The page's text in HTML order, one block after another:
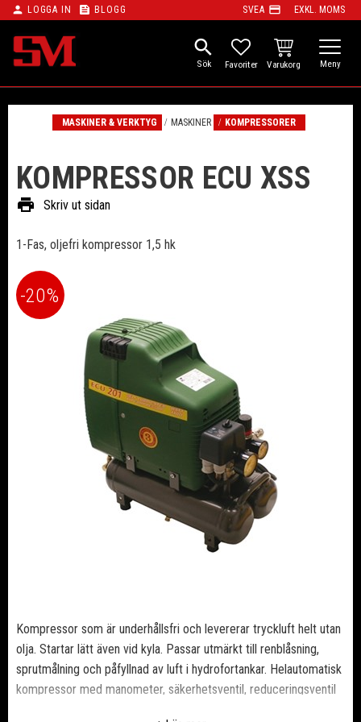
Meny
person LOGGA IN feed BLOGG SVEA payment EXKL. MOMS
search
FAVORITER
KUNDVAGN
MASKINER & VERKTYG MASKINER KOMPRESSORER
KOMPRESSOR ECU XSS
print Skriv ut sidan
1-Fas, oljefri kompressor 1,5 hk
20%
Kompressor som är underhållsfri och levererar tryckluft helt utan
olja. Startar lätt även vid kyla. Passar utmärkt till renblåsning,
sprutmålning och påfyllnad av luft i hydrofortankar. Helautomatisk
kompressor med manometer, säkerhetsventil, reduceringsventil